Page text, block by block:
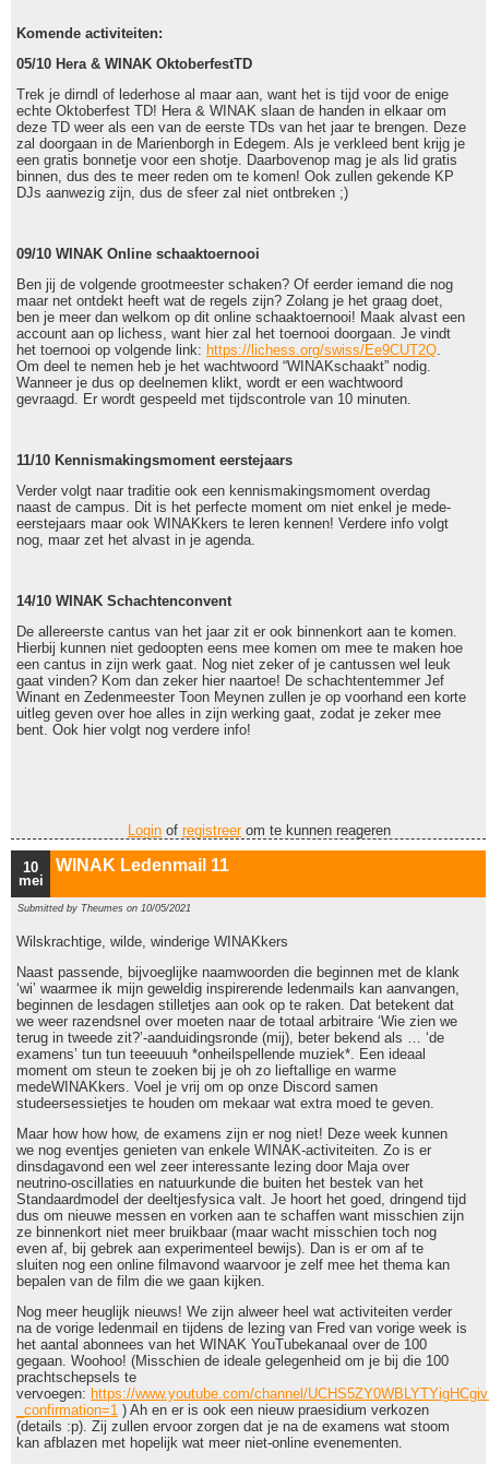
Komende activiteiten:
05/10 Hera & WINAK OktoberfestTD
Trek je dirndl of lederhose al maar aan, want het is tijd voor de enige
echte Oktoberfest TD! Hera & WINAK slaan de handen in elkaar om
deze TD weer als een van de eerste TDs van het jaar te brengen. Deze
zal doorgaan in de Marienborgh in Edegem. Als je verkleed bent krijg je
een gratis bonnetje voor een shotje. Daarbovenop mag je als lid gratis
binnen, dus des te meer reden om te komen! Ook zullen gekende KP
DJs aanwezig zijn, dus de sfeer zal niet ontbreken ;)
09/10 WINAK Online schaaktoernooi
Ben jij de volgende grootmeester schaken? Of eerder iemand die nog
maar net ontdekt heeft wat de regels zijn? Zolang je het graag doet,
ben je meer dan welkom op dit online schaaktoernooi! Maak alvast een
account aan op lichess, want hier zal het toernooi doorgaan. Je vindt
het toernooi op volgende link: https://lichess.org/swiss/Ee9CUT2Q.
Om deel te nemen heb je het wachtwoord “WINAKschaakt” nodig.
Wanneer je dus op deelnemen klikt, wordt er een wachtwoord
gevraagd. Er wordt gespeeld met tijdscontrole van 10 minuten.
11/10 Kennismakingsmoment eerstejaars
Verder volgt naar traditie ook een kennismakingsmoment overdag
naast de campus. Dit is het perfecte moment om niet enkel je mede-
eerstejaars maar ook WINAKkers te leren kennen! Verdere info volgt
nog, maar zet het alvast in je agenda.
14/10 WINAK Schachtenconvent
De allereerste cantus van het jaar zit er ook binnenkort aan te komen.
Hierbij kunnen niet gedoopten eens mee komen om mee te maken hoe
een cantus in zijn werk gaat. Nog niet zeker of je cantussen wel leuk
gaat vinden? Kom dan zeker hier naartoe! De schachtentemmer Jef
Winant en Zedenmeester Toon Meynen zullen je op voorhand een korte
uitleg geven over hoe alles in zijn werking gaat, zodat je zeker mee
bent. Ook hier volgt nog verdere info!
Login of registreerom te kunnen reageren
10
mei
WINAK Ledenmail 11
Submitted by Theumes on 10/05/2021
Wilskrachtige, wilde, winderige WINAKkers
Naast passende, bijvoeglijke naamwoorden die beginnen met de klank
‘wi’ waarmee ik mijn geweldig inspirerende ledenmails kan aanvangen,
beginnen de lesdagen stilletjes aan ook op te raken. Dat betekent dat
we weer razendsnel over moeten naar de totaal arbitraire ‘Wie zien we
terug in tweede zit?’-aanduidingsronde (mij), beter bekend als … ‘de
examens’ tun tun teeeuuuh *onheilspellende muziek*. Een ideaal
moment om steun te zoeken bij je oh zo lieftallige en warme
medeWINAKkers. Voel je vrij om op onze Discord samen
studeersessietjes te houden om mekaar wat extra moed te geven.
Maar how how how, de examens zijn er nog niet! Deze week kunnen
we nog eventjes genieten van enkele WINAK-activiteiten. Zo is er
dinsdagavond een wel zeer interessante lezing door Maja over
neutrino-oscillaties en natuurkunde die buiten het bestek van het
Standaardmodel der deeltjesfysica valt. Je hoort het goed, dringend tijd
dus om nieuwe messen en vorken aan te schaffen want misschien zijn
ze binnenkort niet meer bruikbaar (maar wacht misschien toch nog
even af, bij gebrek aan experimenteel bewijs). Dan is er om af te
sluiten nog een online filmavond waarvoor je zelf mee het thema kan
bepalen van de film die we gaan kijken.
Nog meer heuglijk nieuws! We zijn alweer heel wat activiteiten verder
na de vorige ledenmail en tijdens de lezing van Fred van vorige week is
het aantal abonnees van het WINAK YouTubekanaal over de 100
gegaan. Woohoo! (Misschien de ideale gelegenheid om je bij die 100
prachtschepsels te
vervoegen: https://www.youtube.com/channel/
_confirmation=1 ) Ah en er is ook een nieuw praesidium verkozen
(details :p). Zij zullen ervoor zorgen dat je na de examens wat stoom
kan afblazen met hopelijk wat meer niet-online evenementen.